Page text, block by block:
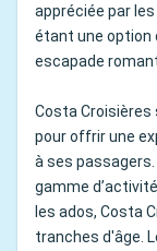
appréciée par
étant une option
escapade
Costa
pour offrir une
à ses
gamme
les ados, Costa
tranches d'âge.